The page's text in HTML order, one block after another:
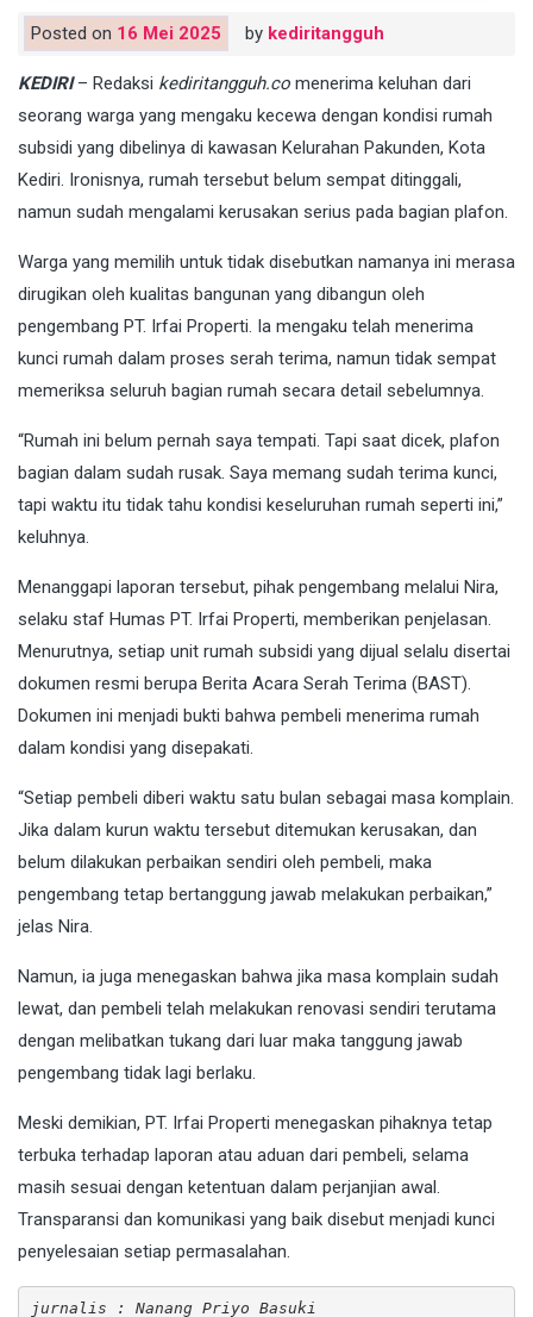
Posted on 16 Mei 2025 by kediritangguh
KEDIRI– Redaksi kediritangguh.co menerima keluhan dari
seorang warga yang mengaku kecewa dengan kondisi rumah
subsidi yang dibelinya di kawasan Kelurahan Pakunden, Kota
Kediri. Ironisnya, rumah tersebut belum sempat ditinggali,
namun sudah mengalami kerusakan serius pada bagian plafon.
Warga yang memilih untuk tidak disebutkan namanya ini merasa
dirugikan oleh kualitas bangunan yang dibangun oleh
pengembang PT. Irfai Properti. Ia mengaku telah menerima
kunci rumah dalam proses serah terima, namun tidak sempat
memeriksa seluruh bagian rumah secara detail sebelumnya.
“Rumah ini belum pernah saya tempati. Tapi saat dicek, plafon
bagian dalam sudah rusak. Saya memang sudah terima kunci,
tapi waktu itu tidak tahu kondisi keseluruhan rumah seperti ini,”
keluhnya.
Menanggapi laporan tersebut, pihak pengembang melalui Nira,
selaku staf Humas PT. Irfai Properti, memberikan penjelasan.
Menurutnya, setiap unit rumah subsidi yang dijual selalu disertai
dokumen resmi berupa Berita Acara Serah Terima (BAST).
Dokumen ini menjadi bukti bahwa pembeli menerima rumah
dalam kondisi yang disepakati.
“Setiap pembeli diberi waktu satu bulan sebagai masa komplain.
Jika dalam kurun waktu tersebut ditemukan kerusakan, dan
belum dilakukan perbaikan sendiri oleh pembeli, maka
pengembang tetap bertanggung jawab melakukan perbaikan,”
jelas Nira.
Namun, ia juga menegaskan bahwa jika masa komplain sudah
lewat, dan pembeli telah melakukan renovasi sendiri terutama
dengan melibatkan tukang dari luar maka tanggung jawab
pengembang tidak lagi berlaku.
Meski demikian, PT. Irfai Properti menegaskan pihaknya tetap
terbuka terhadap laporan atau aduan dari pembeli, selama
masih sesuai dengan ketentuan dalam perjanjian awal.
Transparansi dan komunikasi yang baik disebut menjadi kunci
penyelesaian setiap permasalahan.
jurnalis : Nanang Priyo Basuki